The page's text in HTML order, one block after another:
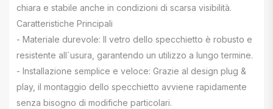
chiara e stabile anche in condizioni di scarsa visibilità.
Caratteristiche Principali
- Materiale durevole: Il vetro dello specchietto è robusto e
resistente all`usura, garantendo un utilizzo a lungo termine.
- Installazione semplice e veloce: Grazie al design plug &
play, il montaggio dello specchietto avviene rapidamente
senza bisogno di modifiche particolari.